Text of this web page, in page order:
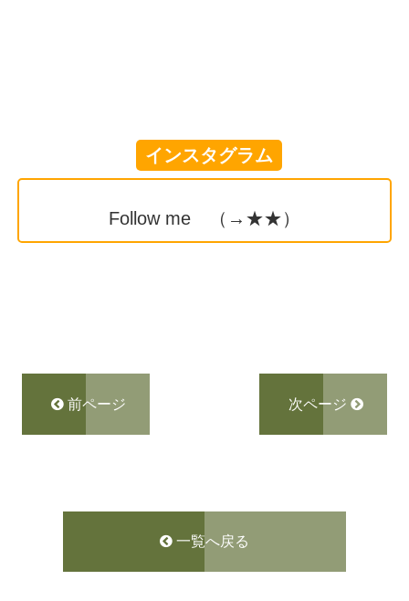
インスタグラム
Follow me （→ ★★）
前ページ 次ページ
一覧へ戻る